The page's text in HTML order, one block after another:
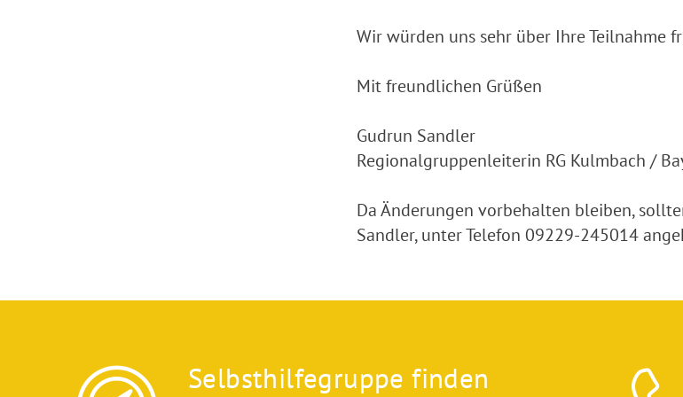
Wir würden uns sehr über Ihre Teilnahme
Mit freundlichen Grüßen
Gudrun Sandler
Regionalgruppenleiterin RG Kulmbach /
Da Änderungen vorbehalten bleiben,
Sandler, unter Telefon 09229-245014
Selbsthilfegruppe finden